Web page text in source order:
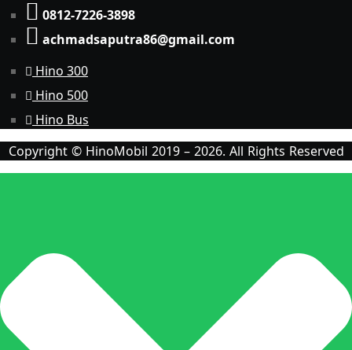
0812-7226-3898
achmadsaputra86@gmail.com
Hino 300
Hino 500
Hino Bus
Copyright © HinoMobil 2019 – 2026. All Rights Reserved